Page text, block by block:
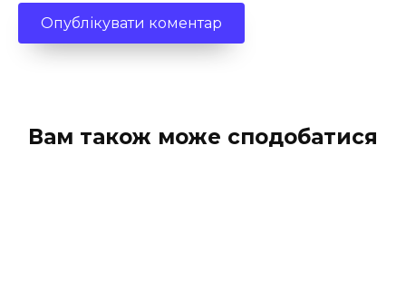
Вам також може сподобатися